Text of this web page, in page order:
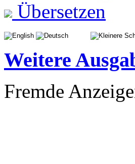
Übersetzen
Weitere
Fremde